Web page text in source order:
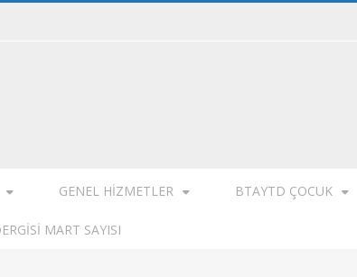
GENEL HIZMETLER BTAYTD ÇOCUK
MART SAYISI